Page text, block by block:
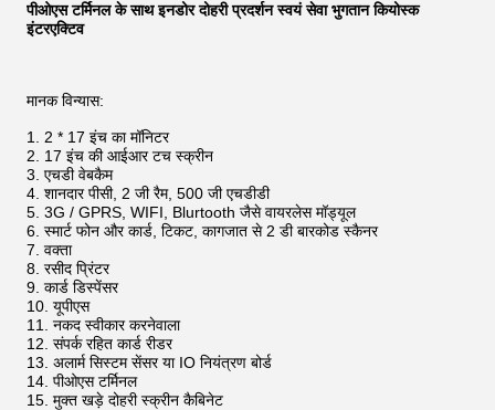
पीओएस टर्मिनल के साथ इनडोर दोहरी प्रदर्शन स्वयं सेवा भुगतान कियोस्क
इंटरएक्टिव
मानक विन्यास:
2 * 17 इंच का मॉनिटर
17 इंच की आईआर टच स्क्रीन
एचडी वेबकैम
शानदार पीसी, 2 जी रैम, 500 जी एचडीडी
3G / GPRS, WIFI, Blurtooth जैसे वायरलेस मॉड्यूल
स्मार्ट फोन और कार्ड, टिकट, कागजात से 2 डी बारकोड स्कैनर
वक्ता
रसीद प्रिंटर
कार्ड डिस्पेंसर
यूपीएस
नकद स्वीकार करनेवाला
संपर्क रहित कार्ड रीडर
अलार्म सिस्टम सेंसर या IO नियंत्रण बोर्ड
पीओएस टर्मिनल
मुक्त खड़े दोहरी स्क्रीन कैबिनेट